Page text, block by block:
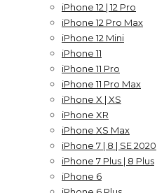
iPhone 12 | 12 Pro
iPhone 12 Pro Max
iPhone 12 Mini
iPhone 11
iPhone 11 Pro
iPhone 11 Pro Max
iPhone X | XS
iPhone XR
iPhone XS Max
iPhone 7 | 8 | SE 2020
iPhone 7 Plus | 8 Plus
iPhone 6